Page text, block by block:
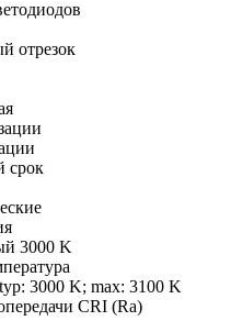
отрезок
срок
3000 K
3000 K; max: 3100 K
CRI (Ra)